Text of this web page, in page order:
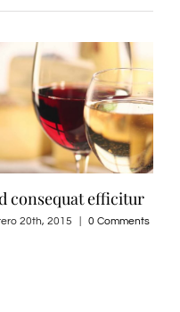
consequat efficitur
20th, 2015 0 Comments